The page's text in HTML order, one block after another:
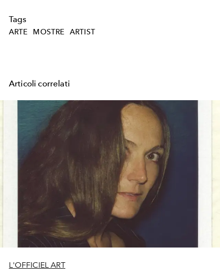
Tags
ARTE MOSTRE ARTIST
Articoli correlati
L'OFFICIEL ART